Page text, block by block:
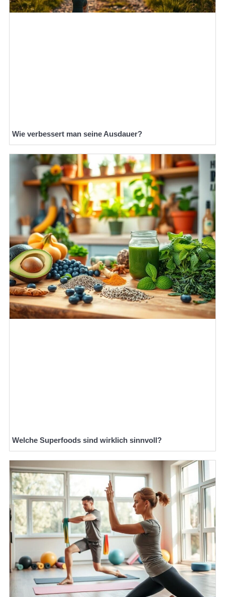
Wie verbessert man seine Ausdauer?
Welche Superfoods sind wirklich sinnvoll?